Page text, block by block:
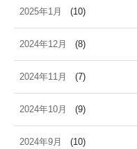
2025年1月 (10)
2024年12月 (8)
2024年11月 (7)
2024年10月 (9)
2024年9月 (10)